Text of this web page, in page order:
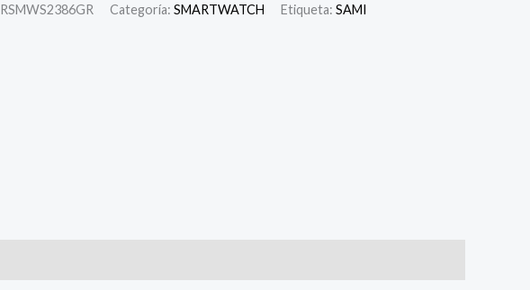
RSMWS2386GR Categoría: SMARTWATCH Etiqueta: SAMI